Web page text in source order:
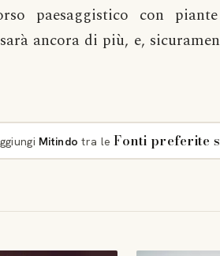
paesaggistico con piante
ancora di più, e,
Mitindo tra le Fonti preferite